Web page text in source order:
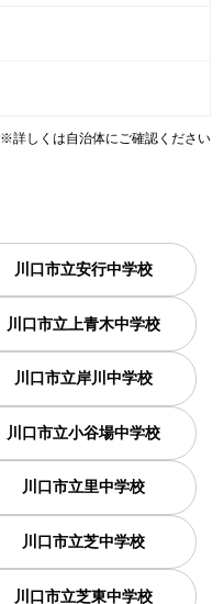
※詳しくは自治体にご確認ください
川口市立安行中学校
川口市立上青木中学校
川口市立岸川中学校
川口市立小谷場中学校
川口市立里中学校
川口市立芝中学校
川口市立芝東中学校